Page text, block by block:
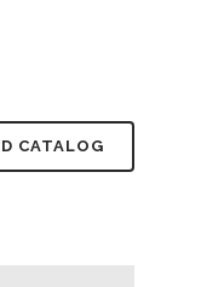
CATALOG